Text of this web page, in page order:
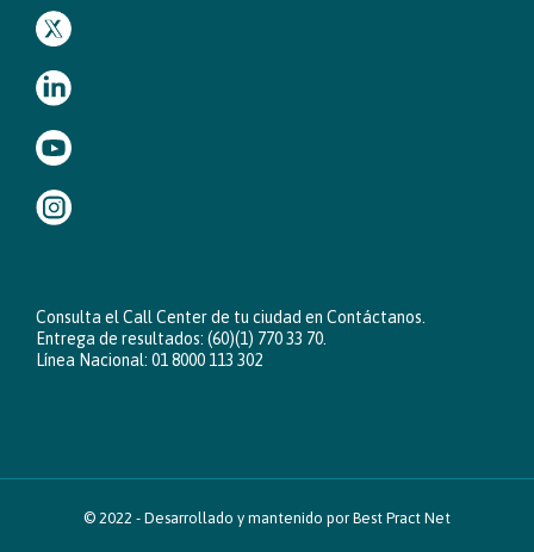
Consulta el Call Center de tu ciudad en Contáctanos.
Entrega de resultados: (60)(1) 770 33 70.
Línea Nacional: 01 8000 113 302
© 2022 - Desarrollado y mantenido por Best Pract Net